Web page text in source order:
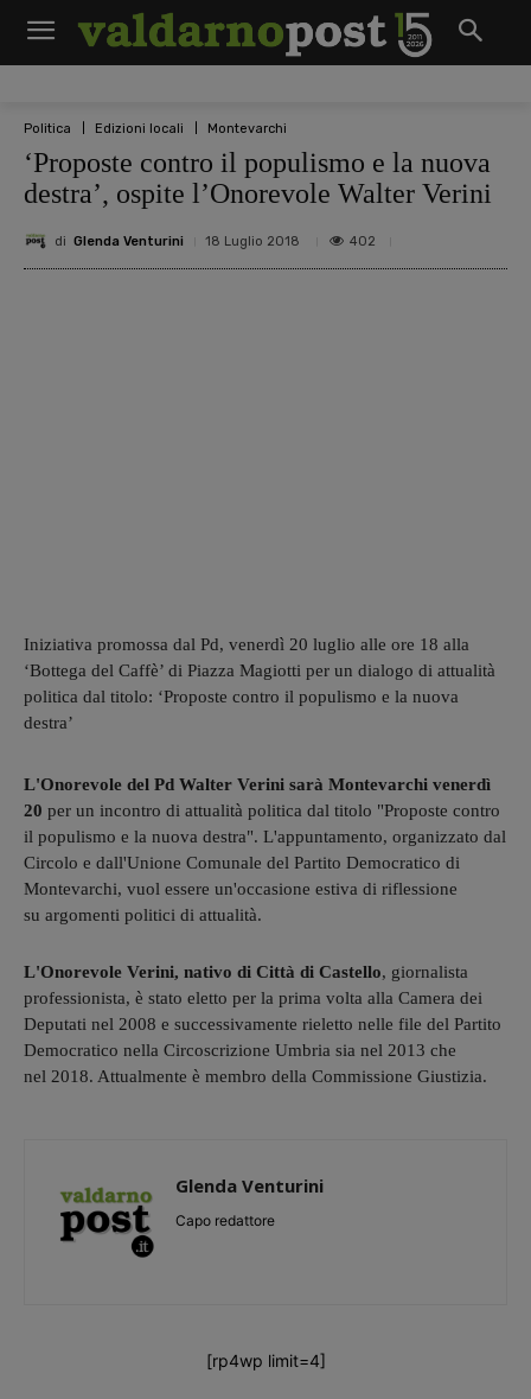
Politica Edizioni locali Montevarchi
‘Proposte contro il populismo e la nuova
destra’, ospite l’Onorevole Walter Verini
di Glenda Venturini 18 Luglio 2018 402
Iniziativa promossa dal Pd, venerdì 20 luglio alle ore 18 alla
‘Bottega del Caffè’ di Piazza Magiotti per un dialogo di attualità
politica dal titolo: ‘Proposte contro il populismo e la nuova
destra’
L'Onorevole del Pd Walter Verini sarà Montevarchi venerdì
20 per un incontro di attualità politica dal titolo "Proposte contro
il populismo e la nuova destra". L'appuntamento, organizzato dal
Circolo e dall'Unione Comunale del Partito Democratico di
Montevarchi, vuol essere un'occasione estiva di riflessione
su argomenti politici di attualità.
L'Onorevole Verini, nativo di Città di Castello, giornalista
professionista, è stato eletto per la prima volta alla Camera dei
Deputati nel 2008 e successivamente rieletto nelle file del Partito
Democratico nella Circoscrizione Umbria sia nel 2013 che
nel 2018. Attualmente è membro della Commissione Giustizia.
Glenda Venturini
Capo redattore
[rp4wp limit=4]